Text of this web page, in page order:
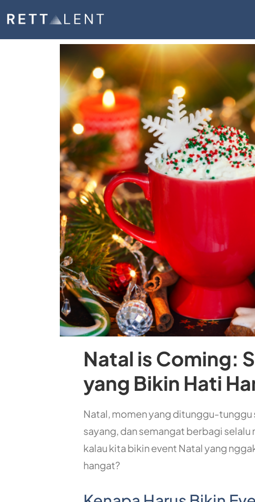
Natal is Coming:
yang Bikin Hati
Natal, momen yang ditunggu-tunggu
sayang, dan semangat berbagi selalu
kalau kita bikin event Natal yang
hangat?